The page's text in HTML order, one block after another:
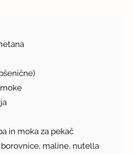
in moka za pekač
maline, nutella